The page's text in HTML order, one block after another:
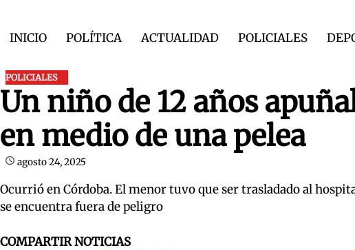
content
INICIO POLÍTICA ACTUALIDAD POLICIALES
POLICIALES
Un niño de 12 años
en medio de una pelea
agosto 24, 2025
Ocurrió en Córdoba. El menor tuvo que ser trasladado al
se encuentra fuera de peligro
COMPARTIR NOTICIAS